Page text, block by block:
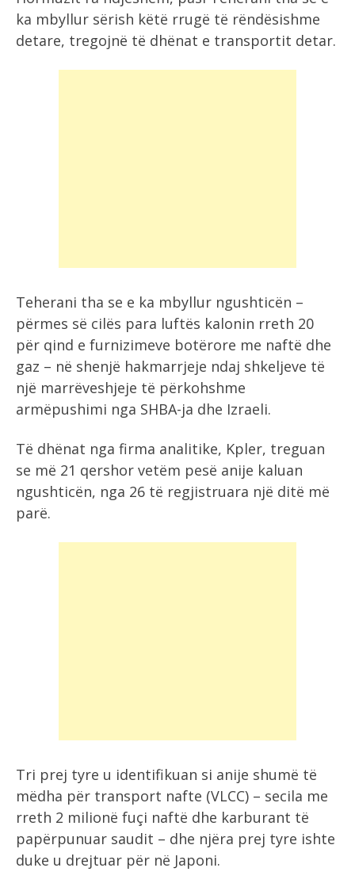
ka mbyllur sërish këtë rrugë të rëndësishme
detare, tregojnë të dhënat e transportit detar.
Teherani tha se e ka mbyllur ngushticën –
përmes së cilës para luftës kalonin rreth 20
për qind e furnizimeve botërore me naftë dhe
gaz – në shenjë hakmarrjeje ndaj shkeljeve të
një marrëveshjeje të përkohshme
armëpushimi nga SHBA-ja dhe Izraeli.
Të dhënat nga firma analitike, Kpler, treguan
se më 21 qershor vetëm pesë anije kaluan
ngushticën, nga 26 të regjistruara një ditë më
parë.
Tri prej tyre u identifikuan si anije shumë të
mëdha për transport nafte (VLCC) – secila me
rreth 2 milionë fuçi naftë dhe karburant të
papërpunuar saudit – dhe njëra prej tyre ishte
duke u drejtuar për në Japoni.